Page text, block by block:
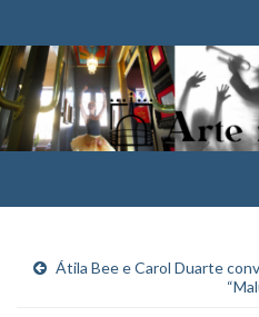
Search for:
Átila Bee e Carol Duarte